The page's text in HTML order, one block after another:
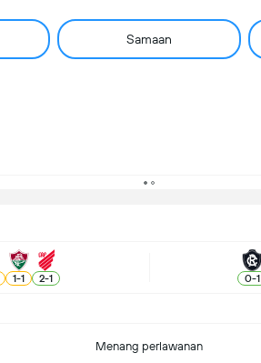
Samaan
1-1 2-1 0-1
Menang perlawanan